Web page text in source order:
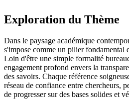
Exploration du Thème
Dans le paysage académique
s'impose comme un pilier fondamental
Loin d'être une simple formalité
engagement profond envers la
des savoirs. Chaque référence
réseau de confiance entre chercheurs,
de progresser sur des bases solides et